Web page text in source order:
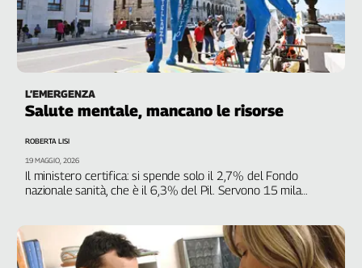
Spi
Inca
Caaf
Speciali
G8
sangue
120
anni
L’EMERGENZA
Salute mentale, mancano le risorse
Il ministero certifica: si spende solo il 2,7% del Fondo
nazionale sanità, che è il 6,3% del Pil. Servono 15 mila
ROBERTA LISI
19 MAGGIO, 2026